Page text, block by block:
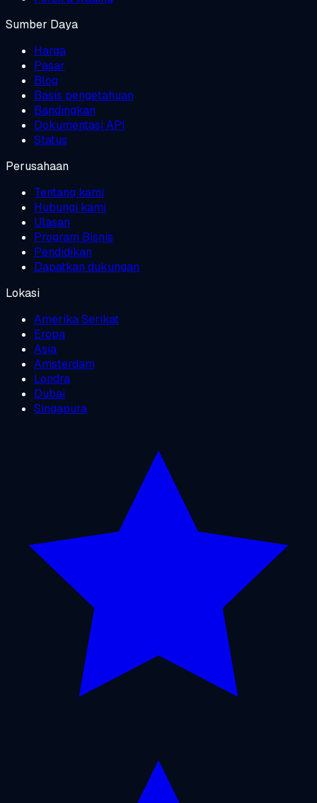
Sumber Daya
Harga
Pasar
Blog
Basis pengetahuan
Bandingkan
Dokumentasi API
Status
Perusahaan
Tentang kami
Hubungi kami
Ulasan
Program Bisnis
Pendidikan
Dapatkan dukungan
Lokasi
Amerika Serikat
Eropa
Asia
Amsterdam
Londra
Dubai
Singapura